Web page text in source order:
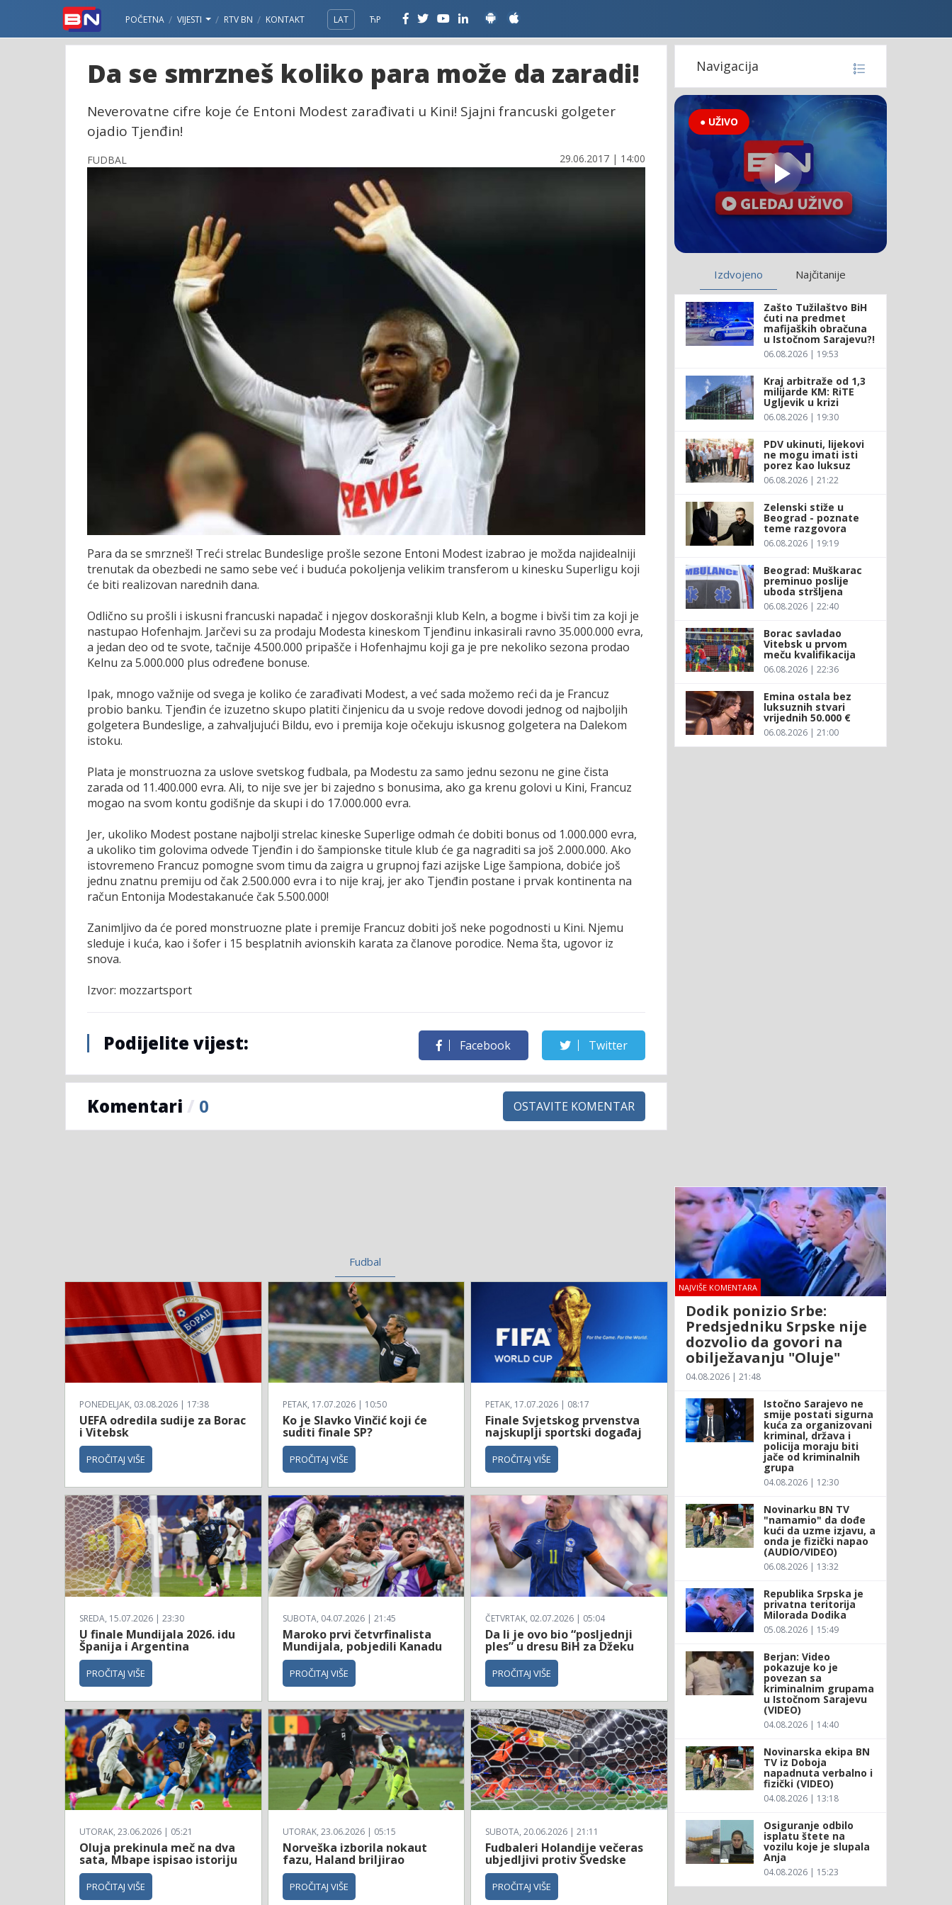
POČETNA VIJESTI RTV BN KONTAKT LAT ЋР
Da se smrzneš koliko para može da zaradi!
Neverovatne cifre koje će Entoni Modest zarađivati u Kini! Sjajni francuski golgeter
ojadio Tjenđin!
FUDBAL 29.06.2017 | 14:00
Para da se smrzneš! Treći strelac Bundeslige prošle sezone Entoni Modest izabrao je možda najidealniji
trenutak da obezbedi ne samo sebe već i buduća pokoljenja velikim transferom u kinesku Superligu koji
će biti realizovan narednih dana.
Odlično su prošli i iskusni francuski napadač i njegov doskorašnji klub Keln, a bogme i bivši tim za koji je
nastupao Hofenhajm. Jarčevi su za prodaju Modesta kineskom Tjenđinu inkasirali ravno 35.000.000 evra,
a jedan deo od te svote, tačnije 4.500.000 pripašče i Hofenhajmu koji ga je pre nekoliko sezona prodao
Kelnu za 5.000.000 plus određene bonuse.
Ipak, mnogo važnije od svega je koliko će zarađivati Modest, a već sada možemo reći da je Francuz
probio banku. Tjenđin će izuzetno skupo platiti činjenicu da u svoje redove dovodi jednog od najboljih
golgetera Bundeslige, a zahvaljujući Bildu, evo i premija koje očekuju iskusnog golgetera na Dalekom
istoku.
Plata je monstruozna za uslove svetskog fudbala, pa Modestu za samo jednu sezonu ne gine čista
zarada od 11.400.000 evra. Ali, to nije sve jer bi zajedno s bonusima, ako ga krenu golovi u Kini, Francuz
mogao na svom kontu godišnje da skupi i do 17.000.000 evra.
Jer, ukoliko Modest postane najbolji strelac kineske Superlige odmah će dobiti bonus od 1.000.000 evra,
a ukoliko tim golovima odvede Tjenđin i do šampionske titule klub će ga nagraditi sa još 2.000.000. Ako
istovremeno Francuz pomogne svom timu da zaigra u grupnoj fazi azijske Lige šampiona, dobiće još
jednu znatnu premiju od čak 2.500.000 evra i to nije kraj, jer ako Tjenđin postane i prvak kontinenta na
račun Entonija Modestakanuće čak 5.500.000!
Zanimljivo da će pored monstruozne plate i premije Francuz dobiti još neke pogodnosti u Kini. Njemu
sleduje i kuća, kao i šofer i 15 besplatnih avionskih karata za članove porodice. Nema šta, ugovor iz
snova.
Izvor: mozzartsport
Podijelite vijest: Facebook Twitter
Komentari / 0 OSTAVITE KOMENTAR
Fudbal
PONEDELJAK, 03.08.2026 | 17:38
UEFA odredila sudije za Borac
i Vitebsk
PROČITAJ VIŠE
PETAK, 17.07.2026 | 10:50
Ko je Slavko Vinčić koji će
suditi finale SP?
PROČITAJ VIŠE
PETAK, 17.07.2026 | 08:17
Finale Svjetskog prvenstva
najskuplji sportski događaj
PROČITAJ VIŠE
SREDA, 15.07.2026 | 23:30
U finale Mundijala 2026. idu
Španija i Argentina
PROČITAJ VIŠE
SUBOTA, 04.07.2026 | 21:45
Maroko prvi četvrfinalista
Mundijala, pobjedili Kanadu
PROČITAJ VIŠE
ČETVRTAK, 02.07.2026 | 05:04
Da li je ovo bio “posljednji
ples” u dresu BiH za Džeku
PROČITAJ VIŠE
UTORAK, 23.06.2026 | 05:21
Oluja prekinula meč na dva
sata, Mbape ispisao istoriju
PROČITAJ VIŠE
UTORAK, 23.06.2026 | 05:15
Norveška izborila nokaut
fazu, Haland briljirao
PROČITAJ VIŠE
SUBOTA, 20.06.2026 | 21:11
Fudbaleri Holandije večeras
ubjedljivi protiv Švedske
PROČITAJ VIŠE
Navigacija
● UŽIVO
Izdvojeno Najčitanije
Zašto Tužilaštvo BiH
ćuti na predmet
mafijaških obračuna
u Istočnom Sarajevu?!
06.08.2026 | 19:53
Kraj arbitraže od 1,3
milijarde KM: RiTE
Ugljevik u krizi
06.08.2026 | 19:30
PDV ukinuti, lijekovi
ne mogu imati isti
porez kao luksuz
06.08.2026 | 21:22
Zelenski stiže u
Beograd - poznate
teme razgovora
06.08.2026 | 19:19
Beograd: Muškarac
preminuo poslije
uboda stršljena
06.08.2026 | 22:40
Borac savladao
Vitebsk u prvom
meču kvalifikacija
06.08.2026 | 22:36
Emina ostala bez
luksuznih stvari
vrijednih 50.000 €
06.08.2026 | 21:00
NAJVIŠE KOMENTARA
Dodik ponizio Srbe:
Predsjedniku Srpske nije
dozvolio da govori na
obilježavanju "Oluje"
04.08.2026 | 21:48
Istočno Sarajevo ne
smije postati sigurna
kuća za organizovani
kriminal, država i
policija moraju biti
jače od kriminalnih
grupa
04.08.2026 | 12:30
Novinarku BN TV
"namamio" da dođe
kući da uzme izjavu, a
onda je fizički napao
(AUDIO/VIDEO)
06.08.2026 | 13:32
Republika Srpska je
privatna teritorija
Milorada Dodika
05.08.2026 | 15:49
Berjan: Video
pokazuje ko je
povezan sa
kriminalnim grupama
u Istočnom Sarajevu
(VIDEO)
04.08.2026 | 14:40
Novinarska ekipa BN
TV iz Doboja
napadnuta verbalno i
fizički (VIDEO)
04.08.2026 | 13:18
Osiguranje odbilo
isplatu štete na
vozilu koje je slupala
Anja
04.08.2026 | 15:23